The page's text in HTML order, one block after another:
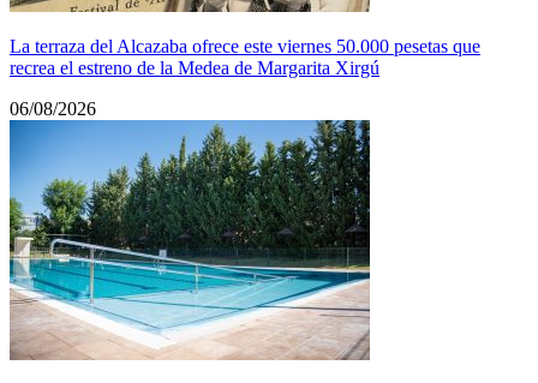
La terraza del Alcazaba ofrece este viernes 50.000 pesetas que
recrea el estreno de la Medea de Margarita Xirgú
06/08/2026